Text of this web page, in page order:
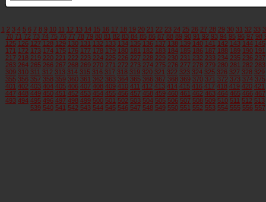
1 2 3 4 5 6 7 8 9 10 11 12 13 14 15 16 17 18 19 20 21 22 23 24 25 26 27 28 29 30 31 32 33
70 71 72 73 74 75 76 77 78 79 80 81 82 83 84 85 86 87 88 89 90 91 92 93 94 95 96 97 98
125 126 127 128 129 130 131 132 133 134 135 136 137 138 139 140 141 142 143 144 145
171 172 173 174 175 176 177 178 179 180 181 182 183 184 185 186 187 188 189 190 191
217 218 219 220 221 222 223 224 225 226 227 228 229 230 231 232 233 234 235 236 237
263 264 265 266 267 268 269 270 271 272 273 274 275 276 277 278 279 280 281 282 283
309 310 311 312 313 314 315 316 317 318 319 320 321 322 323 324 325 326 327 328 329
355 356 357 358 359 360 361 362 363 364 365 366 367 368 369 370 371 372 373 374 375
401 402 403 404 405 406 407 408 409 410 411 412 413 414 415 416 417 418 419 420 421
447 448 449 450 451 452 453 454 455 456 457 458 459 460 461 462 463 464 465 466 467
493 494 495 496 497 498 499 500 501 502 503 504 505 506 507 508 509 510 511 512 513
539 540 541 542 543 544 545 546 547 548 549 550 551 552 553 554 555 556 557